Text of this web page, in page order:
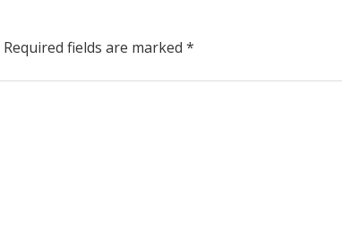
Required fields are marked *